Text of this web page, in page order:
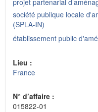
projet partenarial
société publique locale
(SPLA-IN)
établissement public
Lieu :
France
N° d’affaire :
015822-01